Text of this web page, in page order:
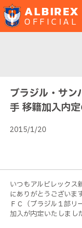
OFFICIAL
ブラジル・サ
手 移籍加入内
2015/1/20
いつもアルビレックス
にありがとうございま
ＦＣ（ブラジル１部
加入が内定いたしまし